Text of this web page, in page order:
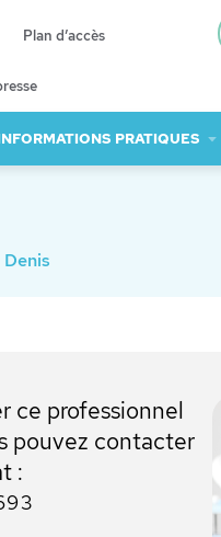
Plan d’accès
PRATIQUES
Denis
ce professionnel
pouvez contacter
: